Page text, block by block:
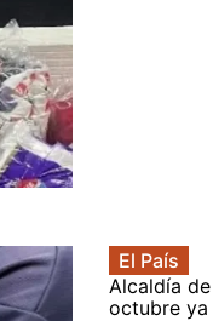
El País
Alcaldía
octubre ya